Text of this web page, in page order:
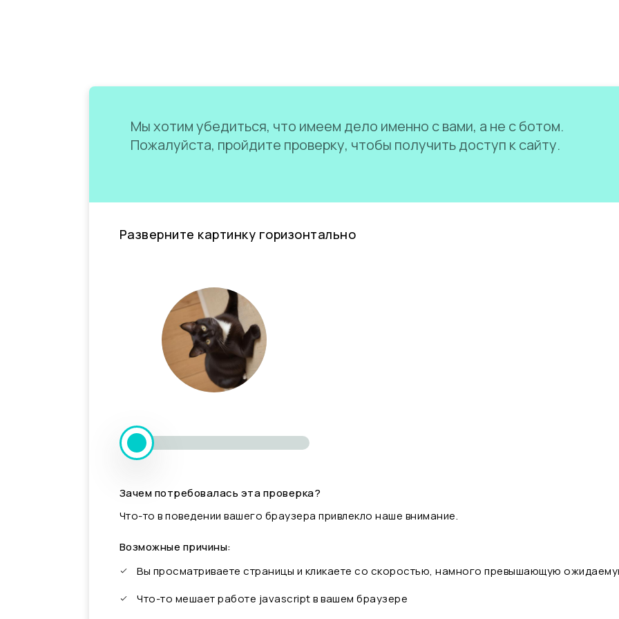
Мы хотим убедиться, что имеем дело именно с вами, а не с ботом.
Пожалуйста, пройдите проверку, чтобы получить доступ к сайту.
Разверните картинку горизонтально
Зачем потребовалась эта проверка?
Что-то в поведении вашего браузера привлекло наше внимание.
Возможные причины:
Вы просматриваете страницы и кликаете со скоростью, намного превышающую
Что-то мешает работе javascript в вашем браузере